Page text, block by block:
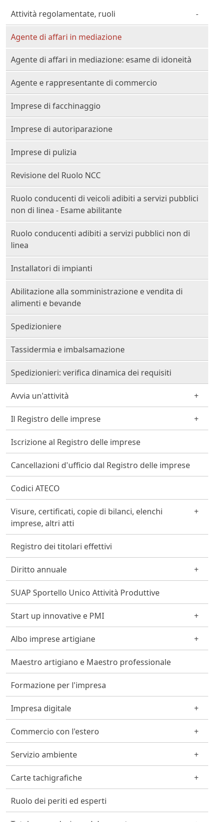
Cittadino Professionista Imprenditore
Attività regolamentate, ruoli
Agente di affari in mediazione
Agente di affari in mediazione: esame di idoneità
Agente e rappresentante di commercio
Imprese di facchinaggio
Imprese di autoriparazione
Imprese di pulizia
Revisione del Ruolo NCC
Ruolo conducenti di veicoli adibiti a servizi pubblici
non di linea - Esame abilitante
Ruolo conducenti adibiti a servizi pubblici non di
linea
Installatori di impianti
Abilitazione alla somministrazione e vendita di
alimenti e bevande
Spedizioniere
Tassidermia e imbalsamazione
Spedizionieri: verifica dinamica dei requisiti
Avvia un'attività
Il Registro delle imprese
Iscrizione al Registro delle imprese
Cancellazioni d'ufficio dal Registro delle imprese
Codici ATECO
Visure, certificati, copie di bilanci, elenchi
imprese, altri atti
Registro dei titolari effettivi
Diritto annuale
SUAP Sportello Unico Attività Produttive
Start up innovative e PMI
Albo imprese artigiane
Maestro artigiano e Maestro professionale
Formazione per l'impresa
Impresa digitale
Commercio con l'estero
Servizio ambiente
Carte tachigrafiche
Ruolo dei periti ed esperti